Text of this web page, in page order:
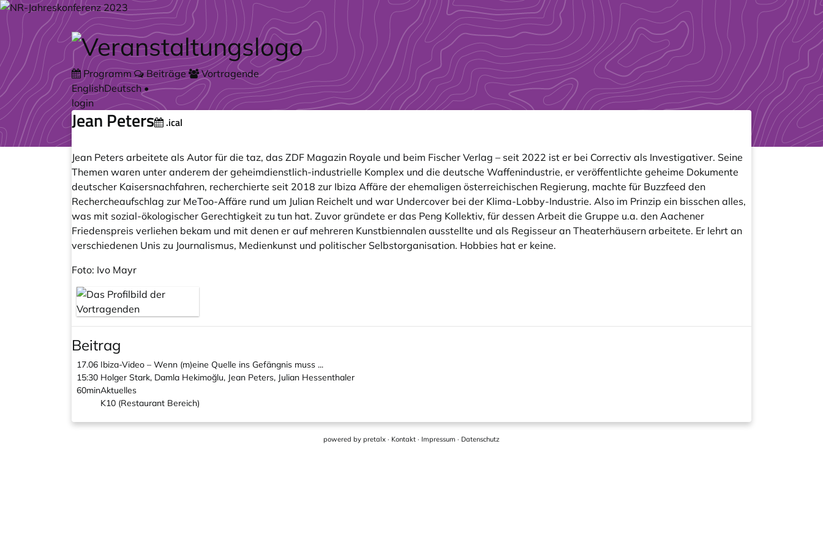
Zum Hauptteil springen
Programm Beiträge
Vortragende
EnglishDeutsch•
login
Jean Peters .ical
Jean Peters arbeitete als Autor für die taz, das ZDF Magazin Royale und beim Fischer Verlag – seit 2022 ist er bei Correctiv als Investigativer. Seine
Themen waren unter anderem der geheimdienstlich-industrielle Komplex und die deutsche Waffenindustrie, er veröffentlichte geheime Dokumente
deutscher Kaisersnachfahren, recherchierte seit 2018 zur Ibiza Affäre der ehemaligen österreichischen Regierung, machte für Buzzfeed den
Rechercheaufschlag zur MeToo-Affäre rund um Julian Reichelt und war Undercover bei der Klima-Lobby-Industrie. Also im Prinzip ein bisschen alles,
was mit sozial-ökologischer Gerechtigkeit zu tun hat. Zuvor gründete er das Peng Kollektiv, für dessen Arbeit die Gruppe u.a. den Aachener
Friedenspreis verliehen bekam und mit denen er auf mehreren Kunstbiennalen ausstellte und als Regisseur an Theaterhäusern arbeitete. Er lehrt an
verschiedenen Unis zu Journalismus, Medienkunst und politischer Selbstorganisation. Hobbies hat er keine.
Foto: Ivo Mayr
Beitrag
17.06
15:30
60min
Ibiza-Video – Wenn (m)eine Quelle ins Gefängnis muss ...
Holger Stark, Damla Hekimoğlu, Jean Peters, Julian Hessenthaler
Aktuelles
K10 (Restaurant Bereich)
powered by pretalx · Kontakt · Impressum · Datenschutz